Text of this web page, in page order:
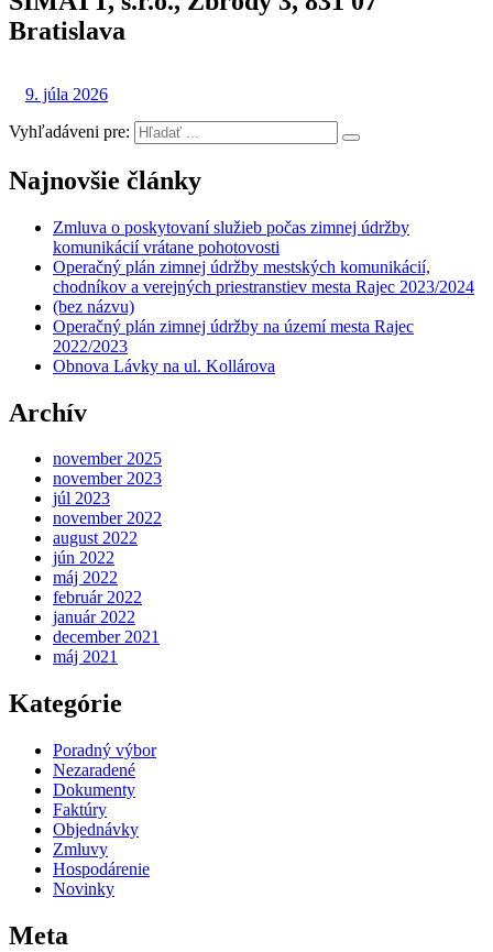
Bratislava
9. júla 2026
Vyhľadáveni pre:
Najnovšie články
Zmluva o poskytovaní služieb počas zimnej údržby
komunikácií vrátane pohotovosti
Operačný plán zimnej údržby mestských komunikácií,
chodníkov a verejných priestranstiev mesta Rajec 2023/2024
(bez názvu)
Operačný plán zimnej údržby na území mesta Rajec
2022/2023
Obnova Lávky na ul. Kollárova
Archív
november 2025
november 2023
júl 2023
november 2022
august 2022
jún 2022
máj 2022
február 2022
január 2022
december 2021
máj 2021
Kategórie
Poradný výbor
Nezaradené
Dokumenty
Faktúry
Objednávky
Zmluvy
Hospodárenie
Novinky
Meta